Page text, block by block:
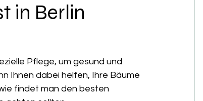
in Berlin
Pflege, um gesund und
Ihnen dabei helfen, Ihre Bäume
findet man den besten